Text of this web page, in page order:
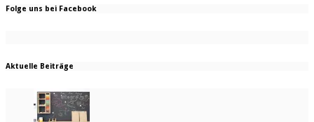
Folge uns bei Facebook
Aktuelle Beiträge